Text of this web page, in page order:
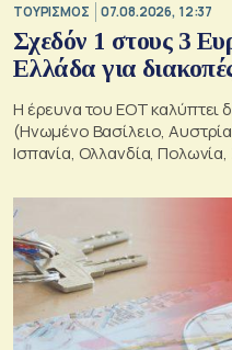
ΤΟΥΡΙΣΜΟΣ 07.08.2026, 12:37
Σχεδόν 1 στους 3
Ελλάδα για
Η έρευνα του ΕΟΤ καλύπτει
(Ηνωμένο Βασίλειο, Αυστρία,
Ισπανία, Ολλανδία,